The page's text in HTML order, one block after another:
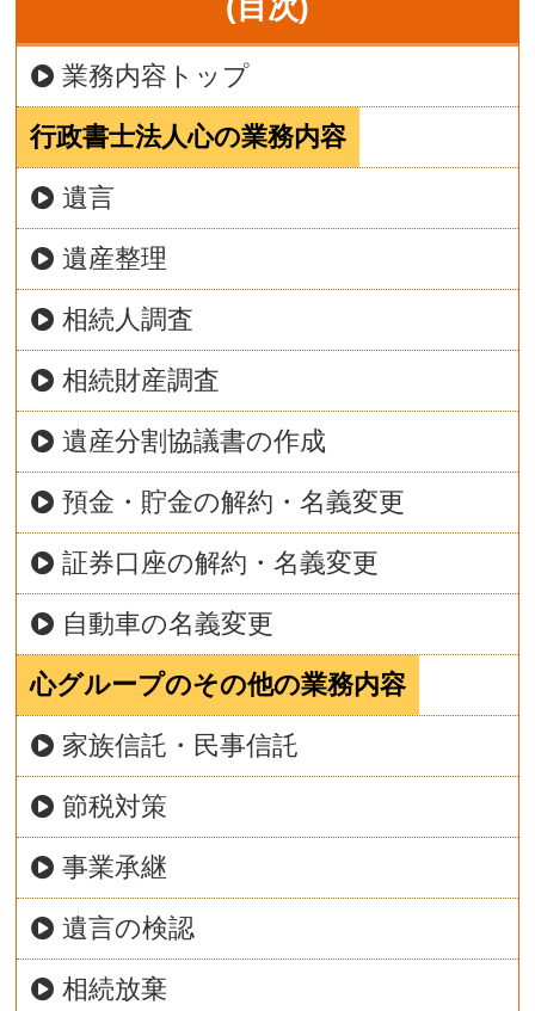
業務内容トップ
行政書士法人心の業務内容
遺言
遺産整理
相続人調査
相続財産調査
遺産分割協議書の作成
預金・貯金の解約・名義変更
証券口座の解約・名義変更
自動車の名義変更
心グループのその他の業務内容
家族信託・民事信託
節税対策
事業承継
遺言の検認
相続放棄